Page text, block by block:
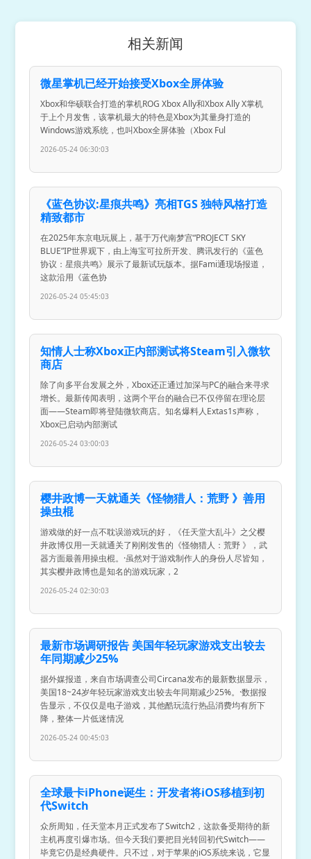
相关新闻
微星掌机已经开始接受Xbox全屏体验
Xbox和华硕联合打造的掌机ROG Xbox Ally和Xbox Ally X掌机
于上个月发售，该掌机最大的特色是Xbox为其量身打造的
Windows游戏系统，也叫Xbox全屏体验（Xbox Ful
2026-05-24 06:30:03
《蓝色协议:星痕共鸣》亮相TGS 独特风格打造
精致都市
在2025年东京电玩展上，基于万代南梦宫“PROJECT SKY
BLUE”IP世界观下，由上海宝可拉所开发、腾讯发行的《蓝色
协议：星痕共鸣》展示了最新试玩版本。据Fami通现场报道，
这款沿用《蓝色协
2026-05-24 05:45:03
知情人士称Xbox正内部测试将Steam引入微软
商店
除了向多平台发展之外，Xbox还正通过加深与PC的融合来寻求
增长。最新传闻表明，这两个平台的融合已不仅停留在理论层
面——Steam即将登陆微软商店。知名爆料人Extas1s声称，
Xbox已启动内部测试
2026-05-24 03:00:03
樱井政博一天就通关《怪物猎人：荒野 》善用
操虫棍
游戏做的好一点不耽误游戏玩的好，《任天堂大乱斗》之父樱
井政博仅用一天就通关了刚刚发售的《怪物猎人：荒野 》，武
器方面最善用操虫棍。·虽然对于游戏制作人的身份人尽皆知，
其实樱井政博也是知名的游戏玩家，2
2026-05-24 02:30:03
最新市场调研报告 美国年轻玩家游戏支出较去
年同期减少25%
据外媒报道，来自市场调查公司Circana发布的最新数据显示，
美国18~24岁年轻玩家游戏支出较去年同期减少25%。·数据报
告显示，不仅仅是电子游戏，其他酷玩流行热品消费均有所下
降，整体一片低迷情况
2026-05-24 00:45:03
全球最卡iPhone诞生：开发者将iOS移植到初
代Switch
众所周知，任天堂本月正式发布了Switch2，这款备受期待的新
主机再度引爆市场。但今天我们要把目光转回初代Switch——
毕竟它仍是经典硬件。只不过，对于苹果的iOS系统来说，它显